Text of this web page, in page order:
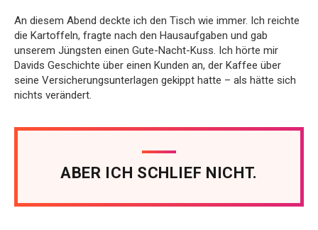
An diesem Abend deckte ich den Tisch wie immer. Ich reichte
die Kartoffeln, fragte nach den Hausaufgaben und gab
unserem Jüngsten einen Gute-Nacht-Kuss. Ich hörte mir
Davids Geschichte über einen Kunden an, der Kaffee über
seine Versicherungsunterlagen gekippt hatte – als hätte sich
nichts verändert.
ABER ICH SCHLIEF NICHT.